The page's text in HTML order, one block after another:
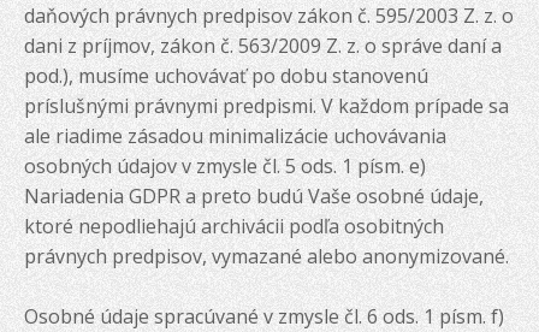
daňových právnych predpisov zákon č. 595/2003 Z. z. o
dani z príjmov, zákon č. 563/2009 Z. z. o správe daní a
pod.), musíme uchovávať po dobu stanovenú
príslušnými právnymi predpismi. V každom prípade sa
ale riadime zásadou minimalizácie uchovávania
osobných údajov v zmysle čl. 5 ods. 1 písm. e)
Nariadenia GDPR a preto budú Vaše osobné údaje,
ktoré nepodliehajú archivácii podľa osobitných
právnych predpisov, vymazané alebo anonymizované.
Osobné údaje spracúvané v zmysle čl. 6 ods. 1 písm. f)